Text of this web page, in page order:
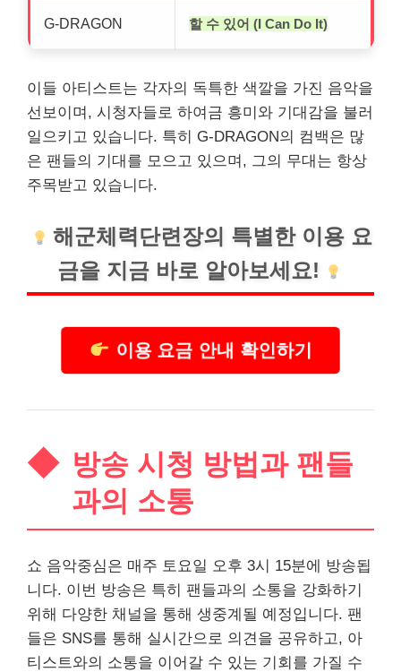
G-DRAGON 할 수 있어 (I Can Do It)
이들 아티스트는 각자의 독특한 색깔을 가진 음악을
선보이며, 시청자들로 하여금 흥미와 기대감을 불러
일으키고 있습니다. 특히 G-DRAGON의 컴백은 많
은 팬들의 기대를 모으고 있으며, 그의 무대는 항상
주목받고 있습니다.
해군체력단련장의 특별한 이용 요
금을 지금 바로 알아보세요!
이용 요금 안내 확인하기
방송 시청 방법과 팬들
과의 소통
쇼 음악중심은 매주 토요일 오후 3시 15분에 방송됩
니다. 이번 방송은 특히 팬들과의 소통을 강화하기
위해 다양한 채널을 통해 생중계될 예정입니다. 팬
들은 SNS를 통해 실시간으로 의견을 공유하고, 아
티스트와의 소통을 이어갈 수 있는 기회를 가질 수